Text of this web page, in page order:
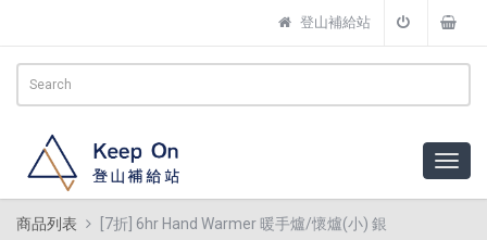
登山補給站
商品列表 [7折] 6hr Hand Warmer 暖手爐/懷爐(小) 銀